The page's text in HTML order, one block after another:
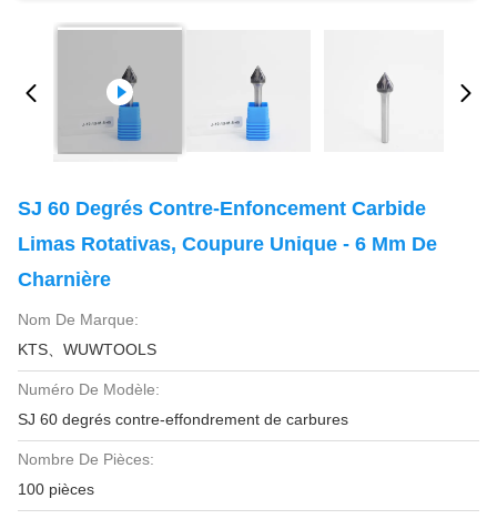
SJ 60 Degrés Contre-Enfoncement Carbide
Limas Rotativas, Coupure Unique - 6 Mm De
Charnière
Nom De Marque:
KTS、WUWTOOLS
Numéro De Modèle:
SJ 60 degrés contre-effondrement de carbures
Nombre De Pièces:
100 pièces